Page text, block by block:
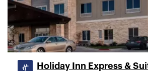
Holiday Inn Express &